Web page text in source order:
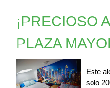
¡PRECIOSO
PLAZA
Este
solo